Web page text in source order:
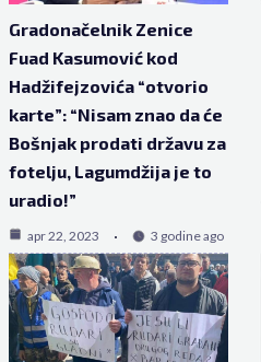
Gradonačelnik Zenice
Fuad Kasumović kod
Hadžifejzovića “otvorio
karte”: “Nisam znao da će
Bošnjak prodati državu za
fotelju, Lagumdžija je to
uradio!”
apr 22, 2023 3 godine ago